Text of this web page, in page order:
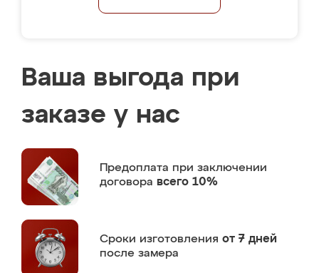
Ваша выгода при
заказе у нас
Предоплата при заключении
договора всего 10%
Сроки изготовления от 7 дней
после замера